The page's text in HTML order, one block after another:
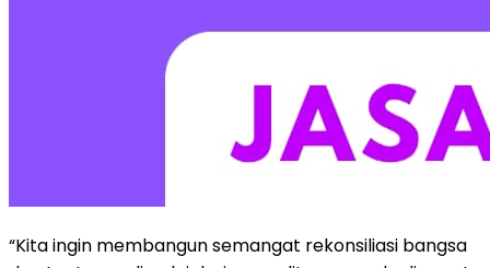
“Kita ingin membangun semangat rekonsiliasi bangsa